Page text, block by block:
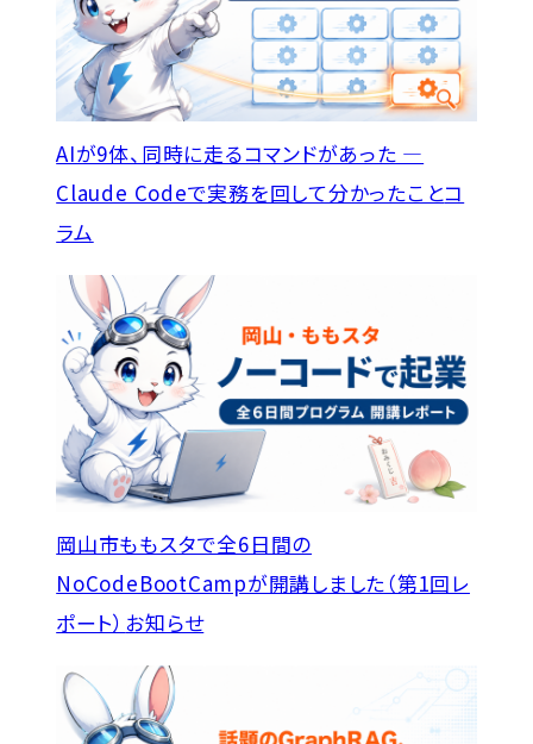
AIが9体、同時に走るコマンドがあった —
Claude Codeで実務を回して分かったことコ
ラム
岡山市ももスタで全6日間の
NoCodeBootCampが開講しました（第1回レ
ポート） お知らせ